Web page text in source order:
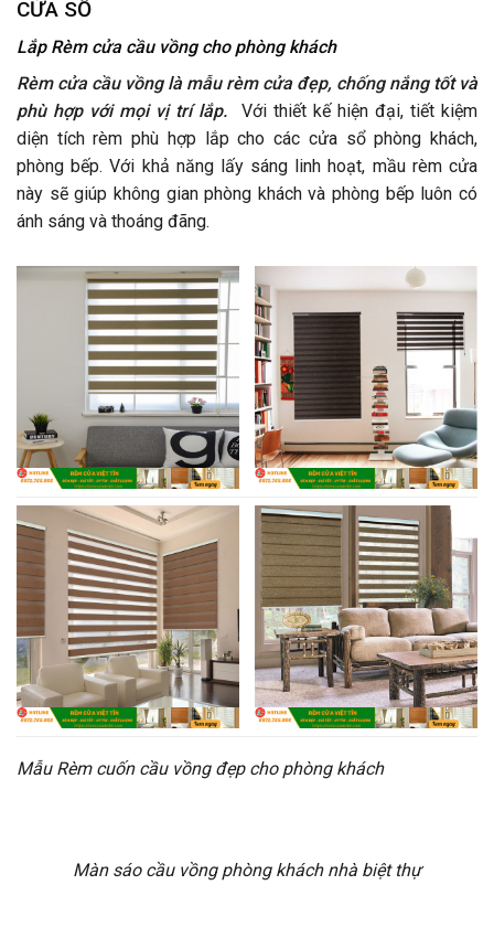
CỬA SỔ
Lắp Rèm cửa cầu vồng cho phòng khách
Rèm cửa cầu vồng là mẫu rèm cửa đẹp, chống nắng tốt và
phù hợp với mọi vị trí lắp. Với thiết kế hiện đại, tiết kiệm
diện tích rèm phù hợp lắp cho các cửa sổ phòng khách,
phòng bếp. Với khả năng lấy sáng linh hoạt, mầu rèm cửa
này sẽ giúp không gian phòng khách và phòng bếp luôn có
ánh sáng và thoáng đãng.
Mẫu Rèm cuốn cầu vồng đẹp cho phòng khách
Màn sáo cầu vồng phòng khách nhà biệt thự